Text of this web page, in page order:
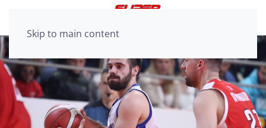
Skip to main content